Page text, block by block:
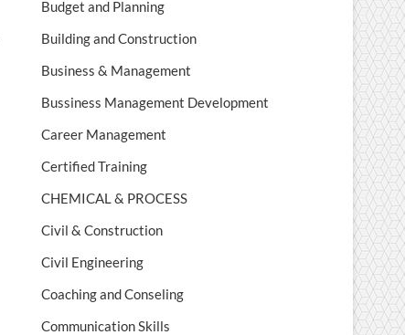
Budget and Planning
Building and Construction
Business & Management
Bussiness Management Development
Career Management
Certified Training
CHEMICAL & PROCESS
Civil & Construction
Civil Engineering
Coaching and Conseling
Communication Skills